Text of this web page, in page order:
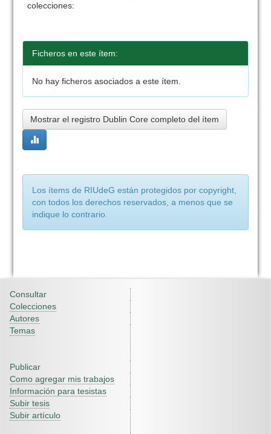
colecciones:
Ficheros en este ítem:
No hay ficheros asociados a este ítem.
Mostrar el registro Dublin Core completo del ítem
Los ítems de RIUdeG están protegidos por copyright,
con todos los derechos reservados, a menos que se
indique lo contrario.
Consultar
Colecciones
Autores
Temas
Publicar
Como agregar mis trabajos
Información para tesistas
Subir tesis
Subir artículo